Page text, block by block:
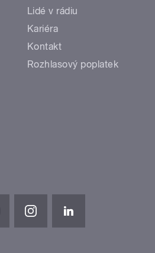
Lidé v rádiu
Kariéra
Kontakt
Rozhlasový poplatek